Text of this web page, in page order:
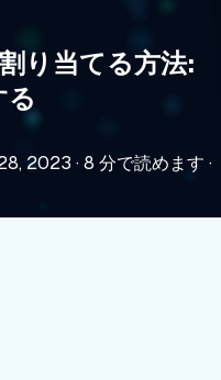
り当てる方法:
2023 ·8 分で読めます ·